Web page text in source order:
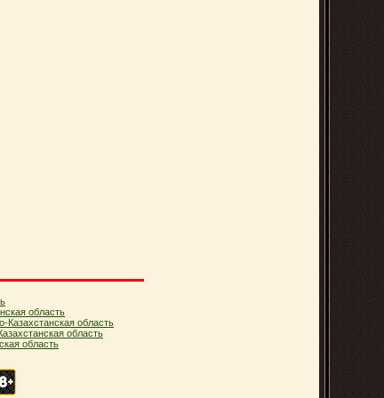
область
Казахстанская область
область
область